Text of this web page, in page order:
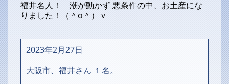
福井名人！ 潮が動かず 悪条件の中、お土産にな
りました！（＾o＾）ｖ
2023年2月27日
大阪市、福井さん １名。